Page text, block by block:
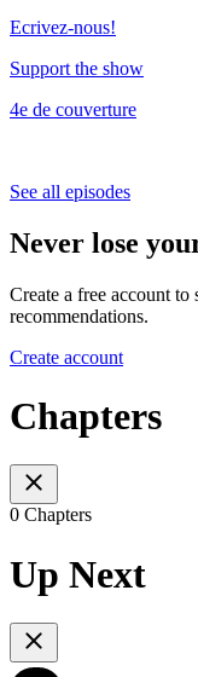
Ecrivez-nous!
Support the show
4e de couverture
See all episodes
Never lose
Create a free account to
recommendations.
Create account
Chapters
0 Chapters
Up Next